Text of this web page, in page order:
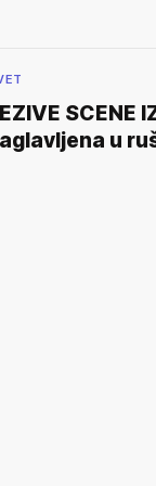
SCENE
u